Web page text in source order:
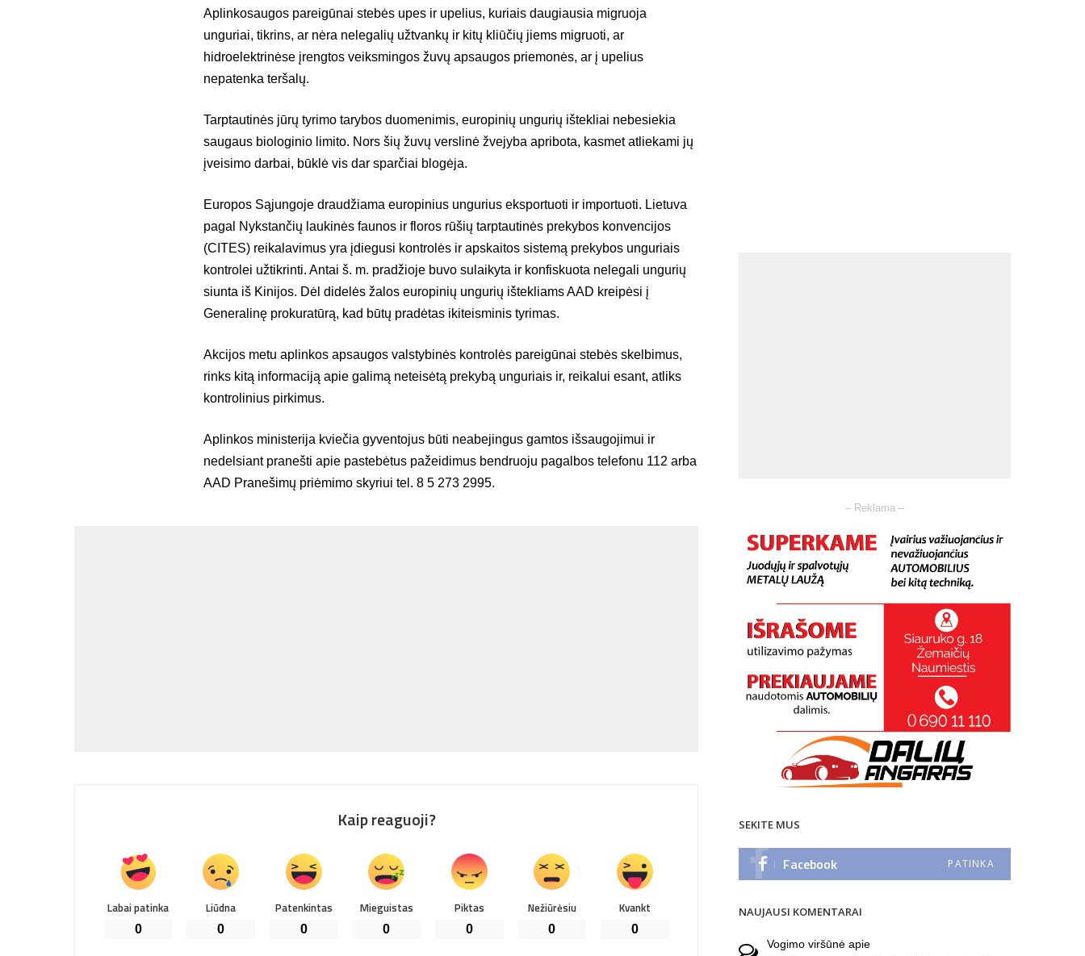
Aplinkosaugos pareigūnai stebės upes ir upelius, kuriais daugiausia migruoja
unguriai, tikrins, ar nėra nelegalių užtvankų ir kitų kliūčių jiems migruoti, ar
hidroelektrinėse įrengtos veiksmingos žuvų apsaugos priemonės, ar į upelius
nepatenka teršalų.
Tarptautinės jūrų tyrimo tarybos duomenimis, europinių ungurių ištekliai nebesiekia
saugaus biologinio limito. Nors šių žuvų verslinė žvejyba apribota, kasmet atliekami jų
įveisimo darbai, būklė vis dar sparčiai blogėja.
Europos Sąjungoje draudžiama europinius ungurius eksportuoti ir importuoti. Lietuva
pagal Nykstančių laukinės faunos ir floros rūšių tarptautinės prekybos konvencijos
(CITES) reikalavimus yra įdiegusi kontrolės ir apskaitos sistemą prekybos unguriais
kontrolei užtikrinti. Antai š. m. pradžioje buvo sulaikyta ir konfiskuota nelegali ungurių
siunta iš Kinijos. Dėl didelės žalos europinių ungurių ištekliams AAD kreipėsi į
Generalinę prokuratūrą, kad būtų pradėtas ikiteisminis tyrimas.
Akcijos metu aplinkos apsaugos valstybinės kontrolės pareigūnai stebės skelbimus,
rinks kitą informaciją apie galimą neteisėtą prekybą unguriais ir, reikalui esant, atliks
kontrolinius pirkimus.
Aplinkos ministerija kviečia gyventojus būti neabejingus gamtos išsaugojimui ir
nedelsiant pranešti apie pastebėtus pažeidimus bendruoju pagalbos telefonu 112 arba
AAD Pranešimų priėmimo skyriui tel. 8 5 273 2995.
Kaip reaguoji?
Labai patinka
0
Liūdna
0
Patenkintas
0
Mieguistas
0
Piktas
0
Nežiūrėsiu
0
Kvankt
0
– Reklama –
SEKITE MUS
Facebook PATINKA
NAUJAUSI KOMENTARAI
Vogimo viršūnė apie